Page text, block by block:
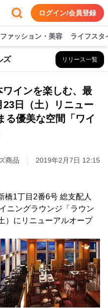
ログイン/会員登録
ファッション・美容 ライフスタ
ズ リリース一覧
ワインを楽しむ、最
日（土）リニュー
る優美な空間「ワイ
商品 2019年2月7日 12:15
橋1丁目2番6号 総支配人
ニングラウンジ「ラウン
）にリニューアルオープ